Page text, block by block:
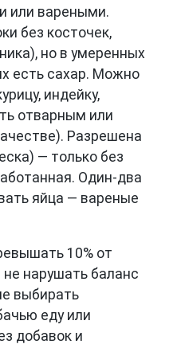
или вареными.
без косточек,
но в умеренных
есть сахар. Можно
индейку,
отварным или
Разрешена
— только без
Один-два
яйца — вареные
10% от
нарушать баланс
выбирать
еду или
добавок и